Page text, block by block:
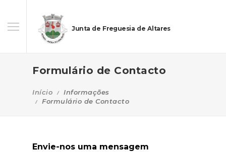
Junta de Freguesia de Altares
Formulário de Contacto
Início
Informações
Formulário de Contacto
Envie-nos uma mensagem